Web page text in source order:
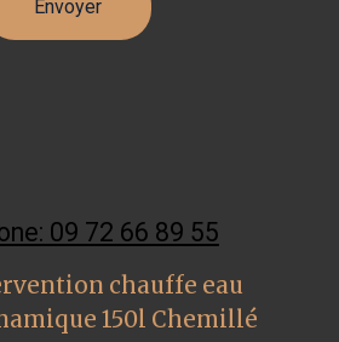
09 72 66 89 55
chauffe eau
150l Chemillé